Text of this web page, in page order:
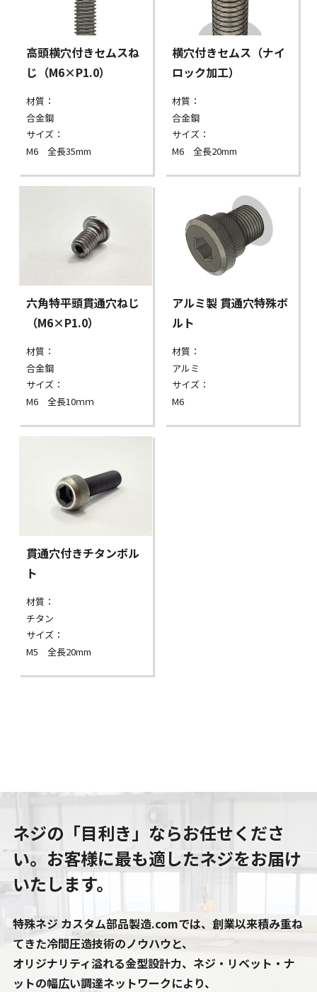
高頭横穴付きセムスね
じ（M6×P1.0）
材質：
合金鋼
サイズ：
M6 全長35mm
横穴付きセムス（ナイ
ロック加工）
材質：
合金鋼
サイズ：
M6 全長20mm
六角特平頭貫通穴ねじ
（M6×P1.0）
材質：
合金鋼
サイズ：
M6 全長10ｍｍ
アルミ製 貫通穴特殊ボ
ルト
材質：
アルミ
サイズ：
M6
貫通穴付きチタンボル
ト
材質：
チタン
サイズ：
M5 全長20mm
ネジの「目利き」ならお任せくださ
い。 お客様に最も適したネジをお届け
いたします。
特殊ネジ カスタム部品製造.comでは、創業以来積み重ね
てきた冷間圧造技術のノウハウと、
オリジナリティ溢れる金型設計力、ネジ・リベット・ナ
ットの幅広い調達ネットワークにより、